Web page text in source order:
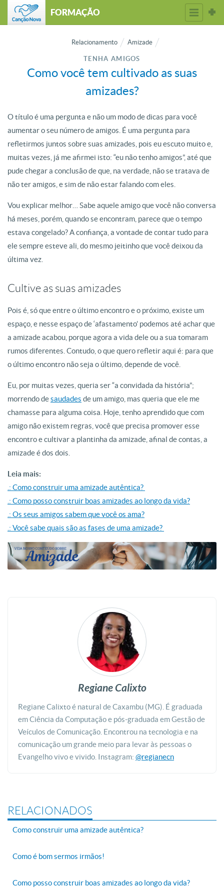
FORMAÇÃO
Relacionamento Amizade
TENHA AMIGOS
Como você tem cultivado as suas
amizades?
O título é uma pergunta e não um modo de dicas para você
aumentar o seu número de amigos. É uma pergunta para
refletirmos juntos sobre suas amizades, pois eu escuto muito e,
muitas vezes, já me afirmei isto: “eu não tenho amigos”, até que
pude chegar a conclusão de que, na verdade, não se tratava de
não ter amigos, e sim de não estar falando com eles.
Vou explicar melhor… Sabe aquele amigo que você não conversa
há meses, porém, quando se encontram, parece que o tempo
estava congelado? A confiança, a vontade de contar tudo para
ele sempre esteve ali, do mesmo jeitinho que você deixou da
última vez.
Cultive as suas amizades
Pois é, só que entre o último encontro e o próximo, existe um
espaço, e nesse espaço de ‘afastamento’ podemos até achar que
a amizade acabou, porque agora a vida dele ou a sua tomaram
rumos diferentes. Contudo, o que quero refletir aqui é: para que
o último encontro não seja o último, depende de você.
Eu, por muitas vezes, queria ser “a convidada da história”;
morrendo desaudades de um amigo, mas queria que ele me
chamasse para alguma coisa. Hoje, tenho aprendido que com
amigo não existem regras, você que precisa promover esse
encontro e cultivar a plantinha da amizade, afinal de contas, a
amizade é dos dois.
Leia mais:
.: Como construir uma amizade autêntica?
.: Como posso construir boas amizades ao longo da vida?
.: Os seus amigos sabem que você os ama?
.: Você sabe quais são as fases de uma amizade?
Regiane Calixto
Regiane Calixto é natural de Caxambu (MG). É graduada
em Ciência da Computação e pós-graduada em Gestão de
Veículos de Comunicação. Encontrou na tecnologia e na
comunicação um grande meio para levar às pessoas o
Evangelho vivo e vivido. Instagram: @regianecn
RELACIONADOS
Como construir uma amizade autêntica?
Como é bom sermos irmãos!
Como posso construir boas amizades ao longo da vida?